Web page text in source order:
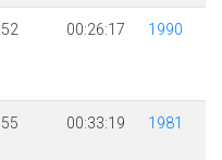
52 00:26:17 1990
55 00:33:19 1981